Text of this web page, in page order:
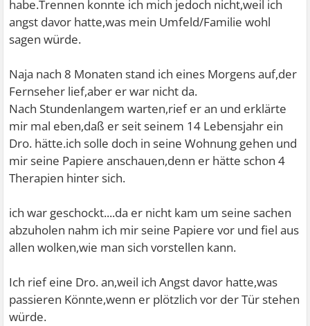
habe.Trennen konnte ich mich jedoch nicht,weil ich
angst davor hatte,was mein Umfeld/Familie wohl
sagen würde.
Naja nach 8 Monaten stand ich eines Morgens auf,der
Fernseher lief,aber er war nicht da.
Nach Stundenlangem warten,rief er an und erklärte
mir mal eben,daß er seit seinem 14 Lebensjahr ein
Dro. hätte.ich solle doch in seine Wohnung gehen und
mir seine Papiere anschauen,denn er hätte schon 4
Therapien hinter sich.
ich war geschockt....da er nicht kam um seine sachen
abzuholen nahm ich mir seine Papiere vor und fiel aus
allen wolken,wie man sich vorstellen kann.
Ich rief eine Dro. an,weil ich Angst davor hatte,was
passieren Könnte,wenn er plötzlich vor der Tür stehen
würde.